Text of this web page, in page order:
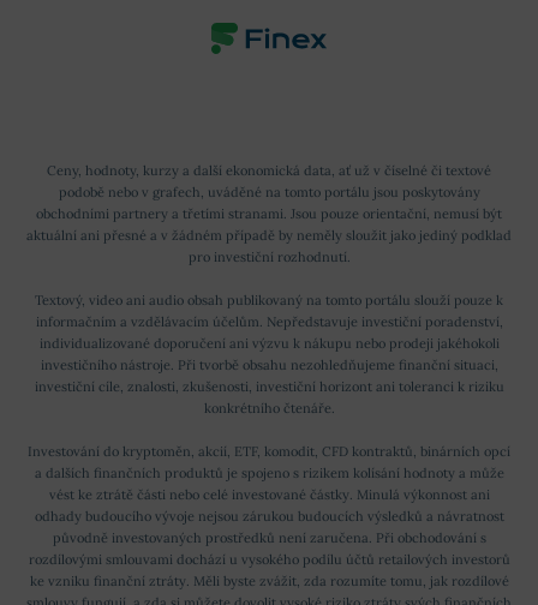
Ceny, hodnoty, kurzy a další ekonomická data, ať už v číselné či textové
podobě nebo v grafech, uváděné na tomto portálu jsou poskytovány
obchodními partnery a třetími stranami. Jsou pouze orientační, nemusí být
aktuální ani přesné a v žádném případě by neměly sloužit jako jediný podklad
pro investiční rozhodnutí.
Textový, video ani audio obsah publikovaný na tomto portálu slouží pouze k
informačním a vzdělávacím účelům. Nepředstavuje investiční poradenství,
individualizované doporučení ani výzvu k nákupu nebo prodeji jakéhokoli
investičního nástroje. Při tvorbě obsahu nezohledňujeme finanční situaci,
investiční cíle, znalosti, zkušenosti, investiční horizont ani toleranci k riziku
konkrétního čtenáře.
Investování do kryptoměn, akcií, ETF, komodit, CFD kontraktů, binárních opcí
a dalších finančních produktů je spojeno s rizikem kolísání hodnoty a může
vést ke ztrátě části nebo celé investované částky. Minulá výkonnost ani
odhady budoucího vývoje nejsou zárukou budoucích výsledků a návratnost
původně investovaných prostředků není zaručena. Při obchodování s
rozdílovými smlouvami dochází u vysokého podílu účtů retailových investorů
ke vzniku finanční ztráty. Měli byste zvážit, zda rozumíte tomu, jak rozdílové